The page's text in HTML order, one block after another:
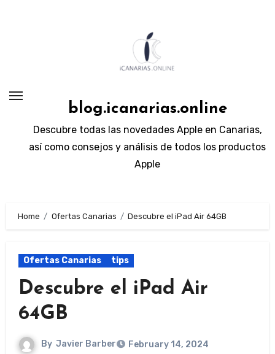
blog.icanarias.online
Descubre todas las novedades Apple en Canarias,
así como consejos y análisis de todos los productos
Apple
Home Ofertas Canarias Descubre el iPad Air 64GB
Ofertas Canarias tips
Descubre el iPad Air
64GB
By Javier Barber
February 14, 2024